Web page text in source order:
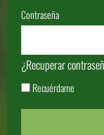
Contraseña
¿Recuperar
Recuérdame